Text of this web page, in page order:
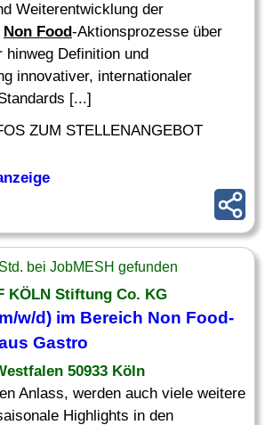
Weiterentwicklung der
Non Food-Aktionsprozesse über
hinweg Definition und
innovativer, internationaler
[...]
ZUM STELLENANGEBOT
bei JobMESH gefunden
KÖLN Stiftung Co. KG
w/d) im Bereich Non Food-
Gastro
50933 Köln
Anlass, werden auch viele weitere
Highlights in den